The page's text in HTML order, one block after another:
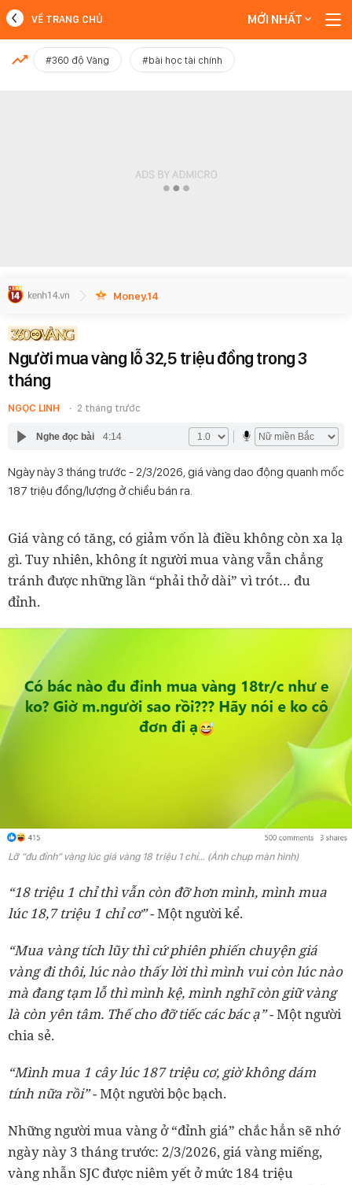
MỚI NHẤT
VỀ TRANG CHỦ MỚI NHẤT
#360 độ Vàng #bài học tài chính
Money.14
Người mua vàng lỗ 32,5 triệu đồng trong 3
tháng
NGỌC LINH 2 tháng trước
Nghe đọc bài 4:14
Ngày này 3 tháng trước - 2/3/2026, giá vàng dao động quanh mốc
187 triệu đồng/lượng ở chiều bán ra.
Giá vàng có tăng, có giảm vốn là điều không còn xa lạ
gì. Tuy nhiên, không ít người mua vàng vẫn chẳng
tránh được những lần “phải thở dài” vì trót… đu
đỉnh.
Lỡ “đu đỉnh” vàng lúc giá vàng 18 triệu 1 chỉ… (Ảnh chụp màn hình)
“18 triệu 1 chỉ thì vẫn còn đỡ hơn mình, mình mua
lúc 18,7 triệu 1 chỉ cơ”- Một người kể.
“Mua vàng tích lũy thì cứ phiên phiến chuyện giá
vàng đi thôi, lúc nào thấy lời thì mình vui còn lúc nào
mà đang tạm lỗ thì mình kệ, mình nghĩ còn giữ vàng
là còn yên tâm. Thế cho đỡ tiếc các bác ạ”- Một người
chia sẻ.
“Mình mua 1 cây lúc 187 triệu cơ, giờ không dám
tính nữa rồi”- Một người bộc bạch.
Những người mua vàng ở “đỉnh giá” chắc hẳn sẽ nhớ
ngày này 3 tháng trước: 2/3/2026, giá vàng miếng,
vàng nhẫn SJC được niêm yết ở mức 184 triệu